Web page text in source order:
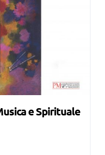
e Spirituale